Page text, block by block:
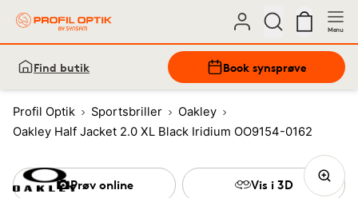
Menu
Find butik Book synsprøve
Profil Optik Sportsbriller
Oakley
Oakley Half Jacket 2.0 XL Black Iridium OO9154-0162
Prøv online Vis i 3D